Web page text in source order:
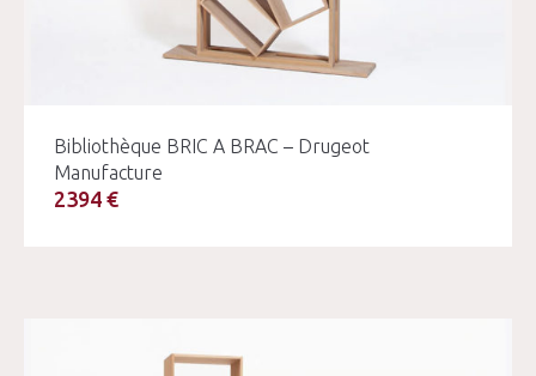
Bibliothèque BRIC A BRAC – Drugeot
Manufacture
2394 €